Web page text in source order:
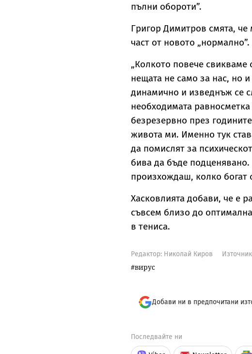
пълни обороти”.
Григор Димитров смята, че
част от новото „нормално”.
„Колкото повече
нещата не само за нас, но
динамично и изведнъж се
необходимата
безрезервно през
живота ми. Именно тук
да помислят за
бива да бъде
произхождаш, колко богат
Хасковлията добави, че е
съвсем близо до
в тениса.
Редактор: Николай Киров
вирус
Добави ни в предпочитани
Последвайте ни